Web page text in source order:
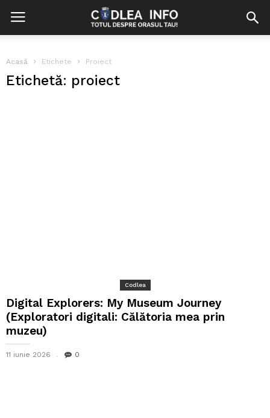
Acasă Etichete Proiect
Etichetă: proiect
Codlea
Digital Explorers: My Museum Journey
(Exploratori digitali: Călătoria mea prin
muzeu)
11 iunie 2026 0